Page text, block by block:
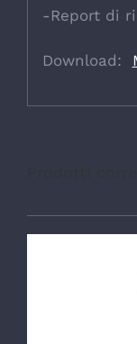
-Report di
Download: